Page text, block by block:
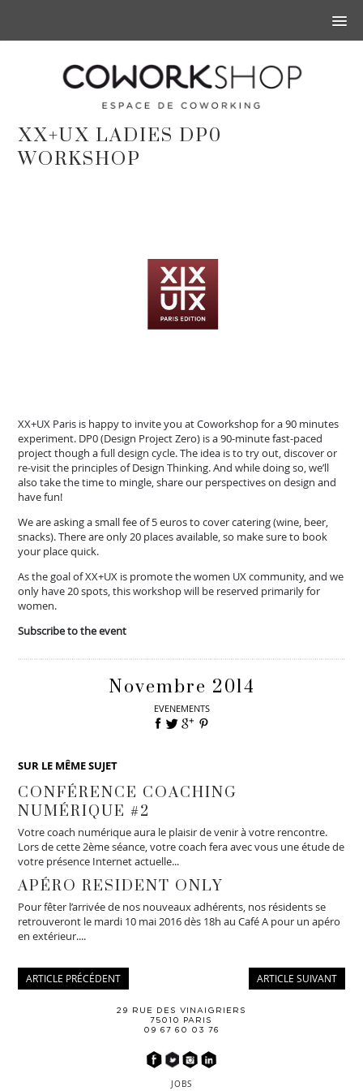
XX+UX LADIES DP0
WORKSHOP
XX+UX Paris is happy to invite you at Coworkshop for a 90 minutes
experiment. DP0 (Design Project Zero) is a 90-minute fast-paced
project though a full design cycle. The idea is to try out, discover or
re-visit the principles of Design Thinking. And while doing so, we’ll
also take the time to mingle, share our perspectives on design and
have fun!
We are asking a small fee of 5 euros to cover catering (wine, beer,
snacks). There are only 20 places available, so make sure to book
your place quick.
As the goal of XX+UX is promote the women UX community, and we
only have 20 spots, this workshop will be reserved primarily for
women.
Subscribe to the event
Novembre 2014
EVENEMENTS
SUR LE MÊME SUJET
CONFÉRENCE COACHING
NUMÉRIQUE #2
Votre coach numérique aura le plaisir de venir à votre rencontre.
Lors de cette 2ème séance, votre coach fera avec vous une étude de
votre présence Internet actuelle...
APÉRO RESIDENT ONLY
Pour fêter l’arrivée de nos nouveaux adhérents, nos résidents se
retrouveront le mardi 10 mai 2016 dès 18h au Café A pour un apéro
en extérieur....
ARTICLE PRÉCÉDENT ARTICLE SUIVANT
29 RUE DES VINAIGRIERS
75010 PARIS
09 67 60 03 76
JOBS